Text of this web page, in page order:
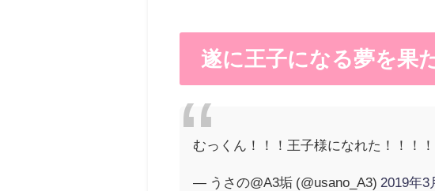
遂に王子になる夢を果
むっくん！！！王子様になれた！！！！
— うさの@A3垢 (@usano_A3) 2019年3